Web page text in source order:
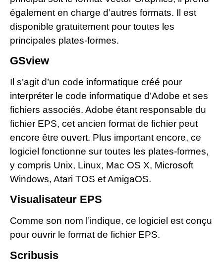
également en charge d’autres formats. Il est
disponible gratuitement pour toutes les
principales plates-formes.
GSview
Il s’agit d’un code informatique créé pour
interpréter le code informatique d’Adobe et ses
fichiers associés. Adobe étant responsable du
fichier EPS, cet ancien format de fichier peut
encore être ouvert. Plus important encore, ce
logiciel fonctionne sur toutes les plates-formes,
y compris Unix, Linux, Mac OS X, Microsoft
Windows, Atari TOS et AmigaOS.
Visualisateur EPS
Comme son nom l’indique, ce logiciel est conçu
pour ouvrir le format de fichier EPS.
Scribusis